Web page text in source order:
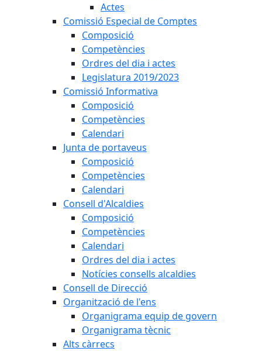
Actes
Comissió Especial de Comptes
Composició
Competències
Ordres del dia i actes
Legislatura 2019/2023
Comissió Informativa
Composició
Competències
Calendari
Junta de portaveus
Composició
Competències
Calendari
Consell d'Alcaldies
Composició
Competències
Calendari
Ordres del dia i actes
Notícies consells alcaldies
Consell de Direcció
Organització de l'ens
Organigrama equip de govern
Organigrama tècnic
Alts càrrecs